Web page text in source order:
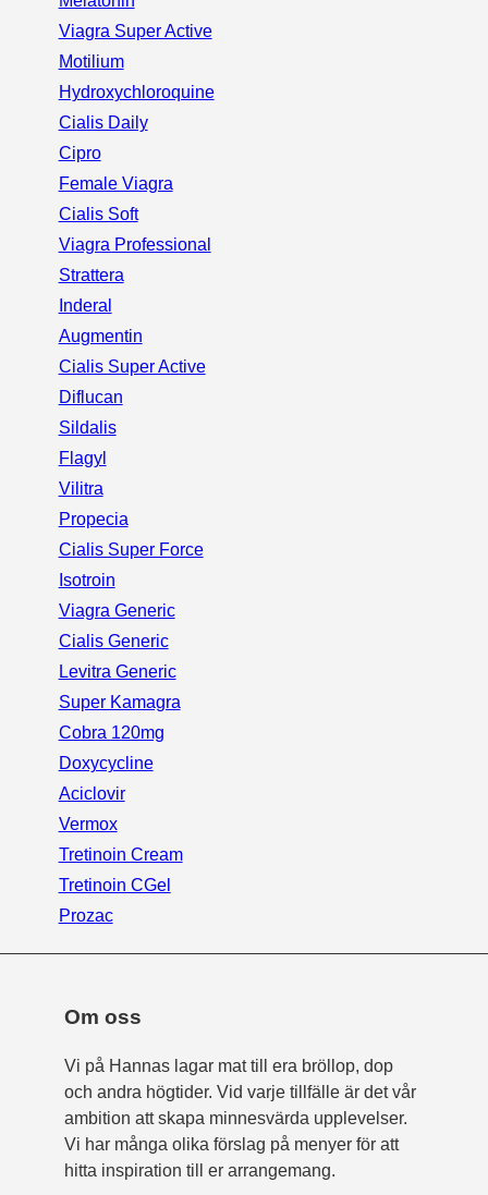
Viagra Super Active
Motilium
Hydroxychloroquine
Cialis Daily
Cipro
Female Viagra
Cialis Soft
Viagra Professional
Strattera
Inderal
Augmentin
Cialis Super Active
Diflucan
Sildalis
Flagyl
Vilitra
Propecia
Cialis Super Force
Isotroin
Viagra Generic
Cialis Generic
Levitra Generic
Super Kamagra
Cobra 120mg
Doxycycline
Aciclovir
Vermox
Tretinoin Cream
Tretinoin CGel
Prozac
Om oss
Vi på Hannas lagar mat till era bröllop, dop
och andra högtider. Vid varje tillfälle är det vår
ambition att skapa minnesvärda upplevelser.
Vi har många olika förslag på menyer för att
hitta inspiration till er arrangemang.